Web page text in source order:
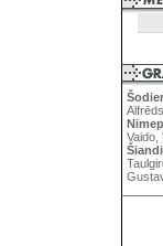
Vaido,